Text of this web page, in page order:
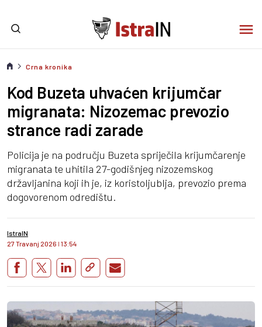
Crna kronika
Kod Buzeta uhvaćen krijumčar
migranata: Nizozemac prevozio
strance radi zarade
Policija je na području Buzeta spriječila krijumčarenje
migranata te uhitila 27-godišnjeg nizozemskog
državljanina koji ih je, iz koristoljublja, prevozio prema
dogovorenom odredištu.
IstraIN
27 Travanj 2026 I 13:54